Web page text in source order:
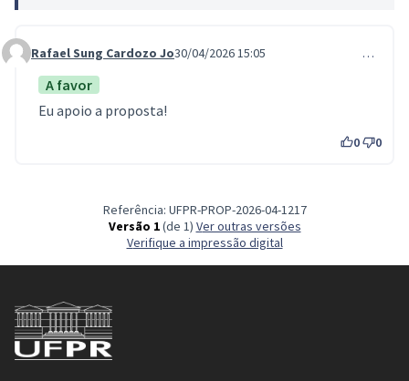
Comment 1453
Rafael Sung Cardozo Jo30/04/2026 15:05 …
A favor
Eu apoio a proposta!
0 0
Referência: UFPR-PROP-2026-04-1217
Versão 1(de 1) ver outras versões
Verifique a impressão digital